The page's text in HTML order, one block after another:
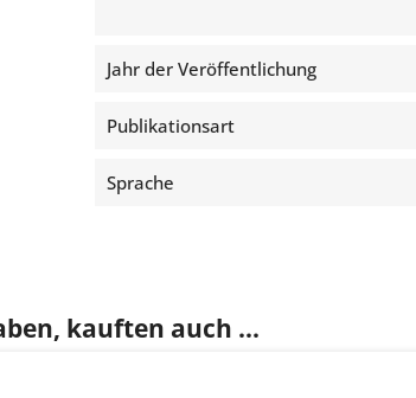
Jahr der Veröffentlichung
Publikationsart
Sprache
kauften auch ...